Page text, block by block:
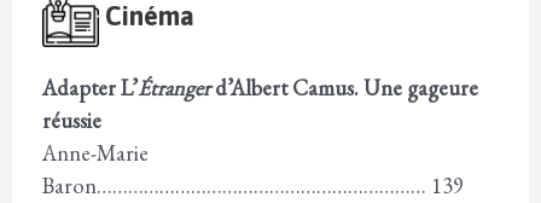
Cinéma
Adapter L’Étrangerd’Albert Camus. Une gageure
réussie
Anne-Marie
Baron……………………………………………………… 139